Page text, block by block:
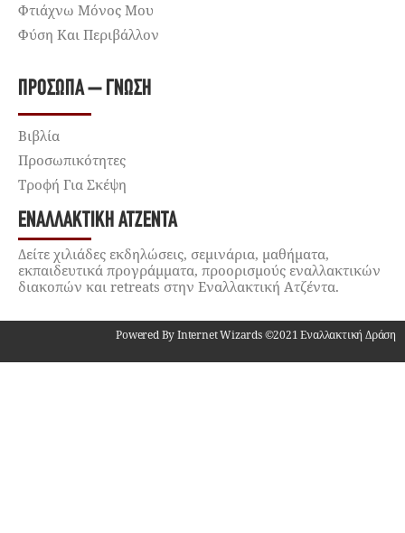
Φτιάχνω Μόνος Μου
Φύση Και Περιβάλλον
ΠΡΌΣΩΠΑ – ΓΝΏΣΗ
Βιβλία
Προσωπικότητες
Τροφή Για Σκέψη
ΕΝΑΛΛΑΚΤΙΚΉ ΑΤΖΈΝΤΑ
Δείτε χιλιάδες εκδηλώσεις, σεμινάρια, μαθήματα,
εκπαιδευτικά προγράμματα, προορισμούς εναλλακτικών
διακοπών και retreats στην Εναλλακτική Ατζέντα.
Powered By Internet Wizards ©2021 Εναλλακτική Δράση